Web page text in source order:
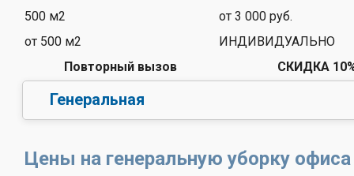
500 м2
от 3 000 руб.
от 500 м2
ИНДИВИДУАЛЬНО
Повторный вызов
СКИДКА
Генеральная
Цены на генеральную уборку офиса